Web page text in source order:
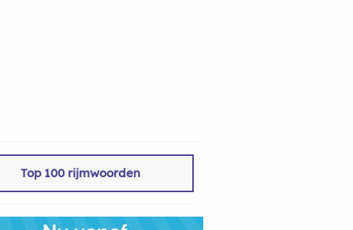
Top 100 rijmwoorden